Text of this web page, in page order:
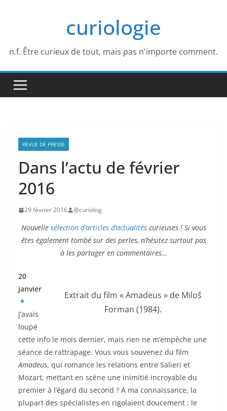
curiologie
n.f. Être curieux de tout, mais pas n'importe comment.
REVUE DE PRESSE
Dans l’actu de février
2016
29 février 2016 @curiolog
Nouvelle sélection d’articles d’actualitéscurieuses ! Si vous
êtes également tombé sur des perles, n’hésitez surtout pas
à les partager en commentaires…
Extrait du film « Amadeus » de Miloš
Forman (1984).
20
janvier
J’avais
loupé
cette info le mois dernier, mais rien ne m’empêche une
séance de rattrapage. Vous vous souvenez du film
Amadeus, qui romance les relations entre Salieri et
Mozart, mettant en scène une inimitié incroyable du
premier à l’égard du second ? À ma connaissance, la
plupart des spécialistes en rigolaient doucement : le